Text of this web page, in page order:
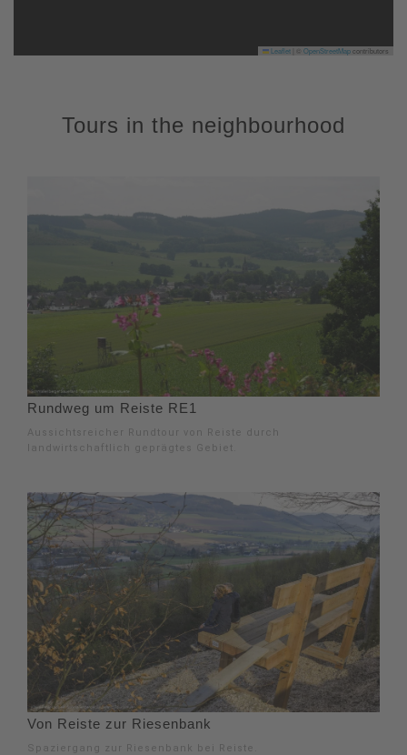
Leaflet OpenStreetMapcontributors
Tours in the neighbourhood
Rundweg um Reiste RE1
Aussichtsreicher Rundtour von Reiste durch
landwirtschaftlich geprägtes Gebiet.
Von Reiste zur Riesenbank
Spaziergang zur Riesenbank bei Reiste.